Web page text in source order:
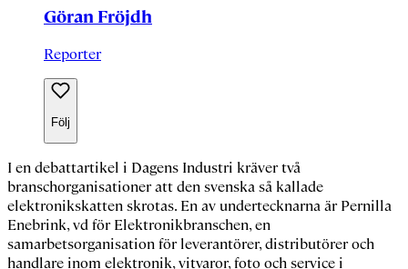
Göran Fröjdh
Reporter
Följ
I en debattartikel i Dagens Industri kräver två
branschorganisationer att den svenska så kallade
elektronikskatten skrotas. En av undertecknarna ärPernilla
Enebrink, vd för Elektronikbranschen, en
samarbetsorganisation för leverantörer, distributörer och
handlare inom elektronik, vitvaror, foto och service i